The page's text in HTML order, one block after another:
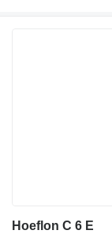
Hoeflon C 6 E